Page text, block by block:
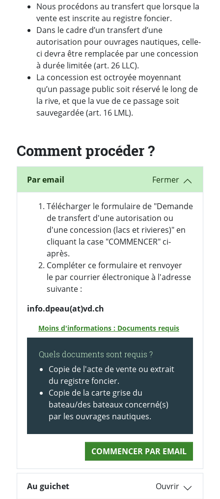
Nous procédons au transfert que lorsque la
vente est inscrite au registre foncier.
Dans le cadre d’un transfert d’une
autorisation pour ouvrages nautiques, celle-
ci devra être remplacée par une concession
à durée limitée (art. 26 LLC).
La concession est octroyée moyennant
qu’un passage public soit réservé le long de
la rive, et que la vue de ce passage soit
sauvegardée (art. 16 LML).
Comment procéder ?
Par email
Télécharger le formulaire de "Demande
de transfert d'une autorisation ou
d'une concession (lacs et rivieres)" en
cliquant la case "COMMENCER" ci-
après.
Compléter ce formulaire et renvoyer
le par courrier électronique à l'adresse
suivante :
info.dpeau(at)vd.ch
Moins d'informations : Documents requis
Quels documents sont requis ?
Copie de l'acte de vente ou extrait
du registre foncier.
Copie de la carte grise du
bateau/des bateaux concerné(s)
par les ouvrages nautiques.
COMMENCER PAR EMAIL
Au guichet